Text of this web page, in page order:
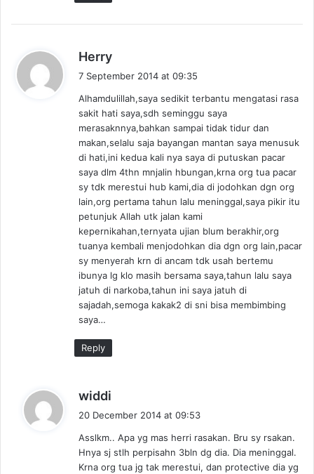
Herry
s
:
7 September 2014 at 09:35
Alhamdulillah,saya sedikit terbantu mengatasi rasa
sakit hati saya,sdh seminggu saya
merasaknnya,bahkan sampai tidak tidur dan
makan,selalu saja bayangan mantan saya menusuk
di hati,ini kedua kali nya saya di putuskan pacar
saya dlm 4thn mnjalin hbungan,krna org tua pacar
sy tdk merestui hub kami,dia di jodohkan dgn org
lain,org pertama tahun lalu meninggal,saya pikir itu
petunjuk Allah utk jalan kami
kepernikahan,ternyata ujian blum berakhir,org
tuanya kembali menjodohkan dia dgn org lain,pacar
sy menyerah krn di ancam tdk usah bertemu
ibunya lg klo masih bersama saya,tahun lalu saya
jatuh di narkoba,tahun ini saya jatuh di
sajadah,semoga kakak2 di sni bisa membimbing
saya…
Reply
widdi
s
:
20 December 2014 at 09:53
Asslkm.. Apa yg mas herri rasakan. Bru sy rsakan.
Hnya sj stlh perpisahn 3bln dg dia. Dia meninggal.
Krna org tua jg tak merestui, dan protective dia yg